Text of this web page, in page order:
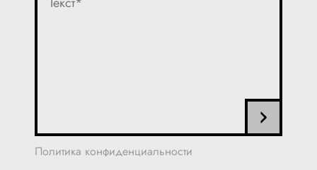
Политика конфиденциальности